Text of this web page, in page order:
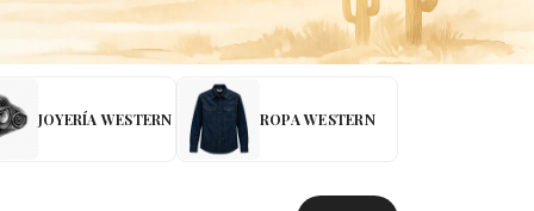
JOYERÍA WESTERN ROPA WESTERN